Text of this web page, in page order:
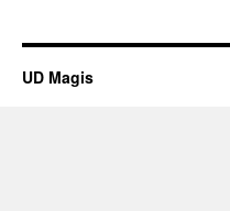
UD Magis